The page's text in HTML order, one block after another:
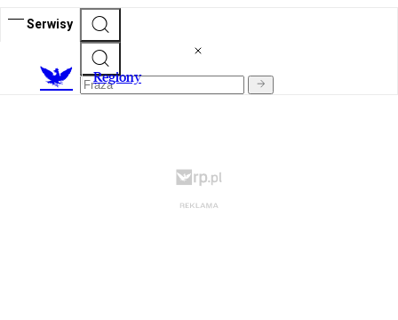
Serwisy
Regiony